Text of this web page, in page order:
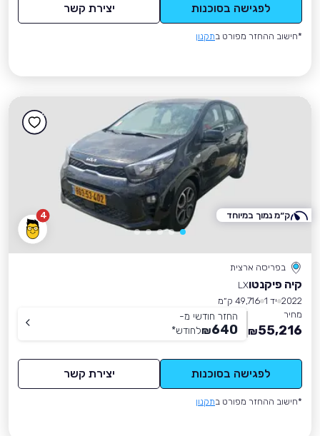
לפגישה בסוכנות יצירת קשר
*חישוב ההחזר מפורט בתקנון
4
בפריסה ארצית
קיה פיקנטוLX
2022 יד 1
49,716 ק״מ
מחיר
55,216
₪
החזר חודשי מ-
640
₪לחודש*
לפגישה בסוכנות יצירת קשר
*חישוב ההחזר מפורט בתקנון
ק״מ נמוך במיוחד